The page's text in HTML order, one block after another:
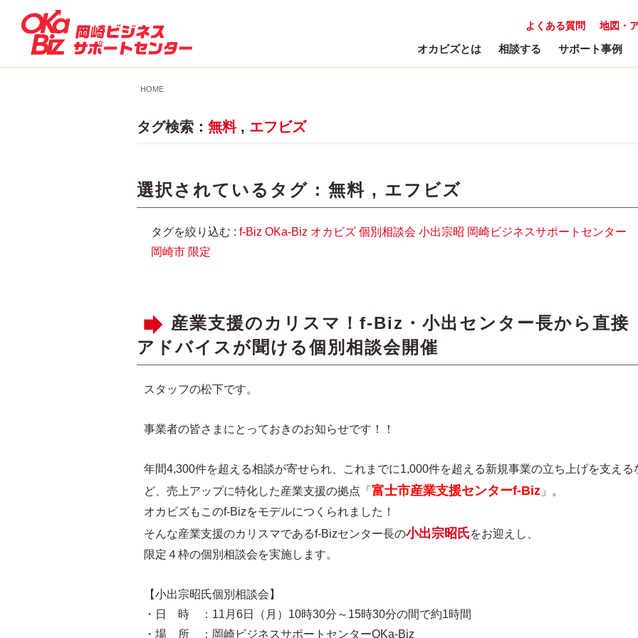
地図・
よくある質問
オカビズとは 相談する サポート事例
HOME
タグ検索： 無料, エフビズ
選択されているタグ : 無料 , エフビズ
タグを絞り込む : f-Biz OKa-Biz オカビズ 個別相談会 小出宗昭 岡崎ビジネスサポートセンター
岡崎市 限定
産業支援のカリスマ！f-Biz・小出センター長から直接
アドバイスが聞ける個別相談会開催
スタッフの松下です。
事業者の皆さまにとっておきのお知らせです！！
年間4,300件を超える相談が寄せられ、これまでに1,000件を超える新規事業の立ち上げを支える
ど、売上アップに特化した産業支援の拠点「 富士市産業支援センターf-Biz 」。
オカビズもこのf-Bizをモデルにつくられました！
そんな産業支援のカリスマであるf-Bizセンター長の小出宗昭氏をお迎えし、
限定４枠の個別相談会を実施します。
【小出宗昭氏個別相談会】
・日 時 ：11月6日（月）10時30分～15時30分の間で約1時間
・場 所 ：岡崎ビジネスサポートセンターOKa-Biz